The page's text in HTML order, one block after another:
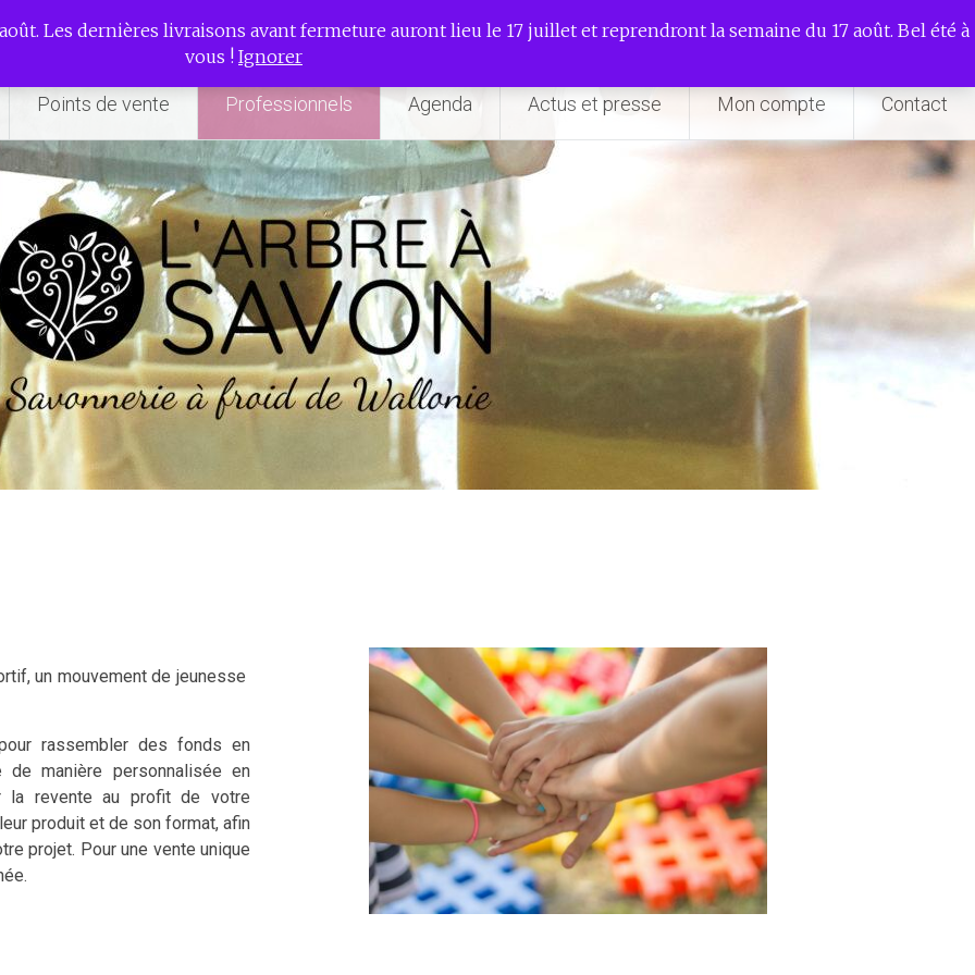
Les dernières livraisons avant fermeture auront lieu le 17 juillet et reprendront la semaine du 17 août. Bel été à
vous ! Ignorer
à froid de Wallonie
Points de vente Professionnels Agenda Actus et presse Mon compte Contact
un mouvement de jeunesse
rassembler des fonds en
manière personnalisée en
la revente au profit de votre
produit et de son format, afin
projet. Pour une vente unique